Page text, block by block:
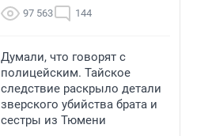
97 563 144
Думали, что говорят с
полицейским. Тайское
следствие раскрыло детали
зверского убийства брата и
сестры из Тюмени